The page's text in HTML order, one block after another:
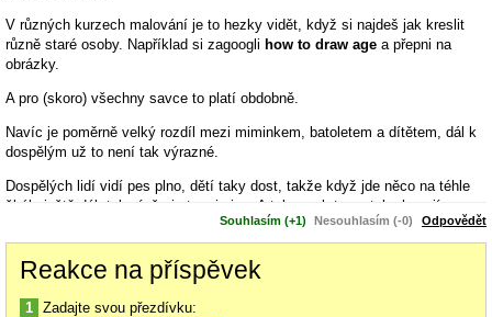
V různých kurzech malování je to hezky vidět, když si najdeš jak kreslit
různě staré osoby. Například si zagoogli how to draw age a přepni na
obrázky.
A pro (skoro) všechny savce to platí obdobně.
Navíc je poměrně velký rozdíl mezi miminkem, batoletem a dítětem, dál k
dospělým už to není tak výrazné.
Dospělých lidí vidí pes plno, dětí taky dost, takže když jde něco na téhle
škále ještě dál, tak ví, že je to mimino. A taky se k tomu tak chovají
A kojenci musí mít úplně jinou vůni, kvůli mateřskému mléku které pijí,
natrávené blinkají i kvůli produktům jeho zpracování a určitě se to promítne
i do metabolizmu celkově. Psi mají citlivý čuch a mléko je výrazné.
Souhlasím (+1) Nesouhlasím (-0) Odpovědět
Reakce na příspěvek
1 Zadajte svou přezdívku: